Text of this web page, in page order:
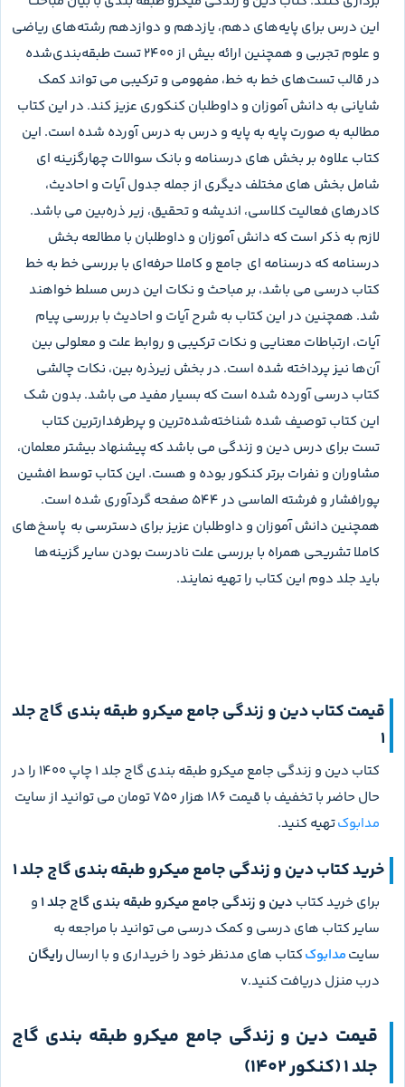
این درس برای پایه‌‌های دهم، یازدهم و دوازدهم رشته‌های ریاضی
و علوم تجربی و همچنین ارائه بیش از 2400 تست طبقه‌بندی‌شده
در قالب تست‌های خط به خط، مفهومی و ترکیبی می تواند کمک
شایانی به دانش آموزان و داوطلبان کنکوری عزیز کند. در این کتاب
مطالبه به صورت پایه به پایه و درس به درس آورده شده است. این
کتاب علاوه بر بخش های درسنامه و بانک سوالات چهارگزینه ای
شامل بخش های مختلف دیگری از جمله جدول آیات و احادیث،
کادرهای فعالیت کلاسی، اندیشه و تحقیق، زیر ذره‌بین می باشد.
لازم به ذکر است که دانش آموزان و داوطلبان با مطالعه بخش
درسنامه که درسنامه ای جامع و کاملا حرفه‌ای با بررسی خط به خط
کتاب درسی می باشد، بر مباحث و نکات این درس مسلط خواهند
شد. همچنین در این کتاب به شرح آیات و احادیث با بررسی پیام
آیات، ارتباطات معنایی و نکات ترکیبی و روابط علت و معلولی بین
آن‌ها نیز پرداخته شده است. در بخش زیرذره بین، نکات چالشی
کتاب درسی آورده شده است که بسیار مفید می باشد. بدون شک
این کتاب توصیف شده شناخته‌شده‌ترین و پرطرفدارترین کتاب
تست برای درس دین و زندگی می باشد که پیشنهاد بیشتر معلمان،
مشاوران و نفرات برتر کنکور بوده و هست. این کتاب توسط افشین
پورافشار و فرشته الماسی در 544 صفحه گردآوری شده است.
همچنین دانش آموزان و داوطلبان عزیز برای دسترسی به پاسخ‌های
کاملا تشریحی همراه با بررسی علت نادرست بودن سایر گزینه‌ها
باید جلد دوم این کتاب را تهیه نمایند.
قیمت کتاب دین و زندگی جامع میکرو طبقه بندی گاج جلد
1
کتاب دین و زندگی جامع میکرو طبقه بندی گاج جلد 1 چاپ 1400 را در
حال حاضر با تخفیف با قیمت 186 هزار 750 تومان می توانید از سایت
مدابوکتهیه کنید.
خرید کتاب دین و زندگی جامع میکرو طبقه بندی گاج جلد 1
برای خرید کتاب دین و زندگی جامع میکرو طبقه بندی گاج جلد 1 و
سایر کتاب های درسی و کمک درسی می توانید با مراجعه به
سایتمدابوککتاب های مدنظر خود را خریداری و با ارسالرایگان
درب منزل دریافت کنید.v
قیمت دین و زندگی جامع میکرو طبقه بندی گاج
جلد 1 (کنکور 1402)